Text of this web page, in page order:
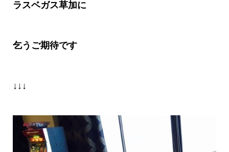
ラスベガス草加に
乞うご期待です
↓↓↓